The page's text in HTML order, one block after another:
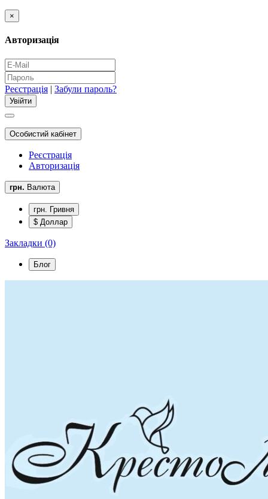
×
Авторизація
Реєстрація | Забули пароль?
Особистий кабінет
Реєстрація
Авторизація
грн. Валюта
грн. Гривня
$ Доллар
Закладки (0)
Блог